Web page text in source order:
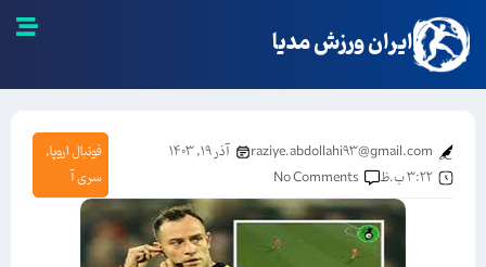
ایران ورزش مدیا
raziye.abdollahi93@gmail.com
آذر ۱۹, ۱۴۰۳
۳:۲۲ ب.ظ
No Comments
فوتبال اروپا,
سری آ